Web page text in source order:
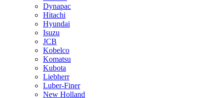
Dynapac
Hitachi
Hyundai
Isuzu
JCB
Kobelco
Komatsu
Kubota
Liebherr
Luber-Finer
New Holland